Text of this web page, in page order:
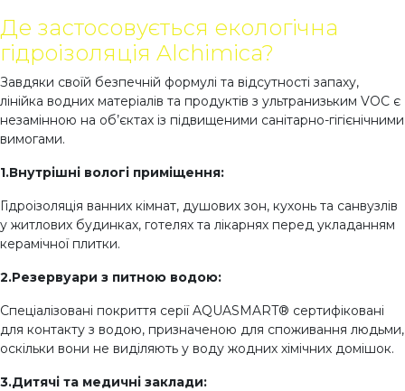
Де застосовується екологічна
гідроізоляція Alchimica?
Завдяки своїй безпечній формулі та відсутності запаху,
лінійка водних матеріалів та продуктів з ультранизьким VOC є
незамінною на об’єктах із підвищеними санітарно-гігієнічними
вимогами.
1.Внутрішні вологі приміщення:
Гідроізоляція ванних кімнат, душових зон, кухонь та санвузлів
у житлових будинках, готелях та лікарнях перед укладанням
керамічної плитки.
2.Резервуари з питною водою:
Спеціалізовані покриття серії AQUASMART® сертифіковані
для контакту з водою, призначеною для споживання людьми,
оскільки вони не виділяють у воду жодних хімічних домішок.
3.Дитячі та медичні заклади: